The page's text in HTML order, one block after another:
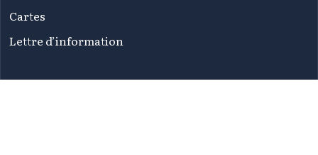
Cartes
Lettre d’information
FAQ